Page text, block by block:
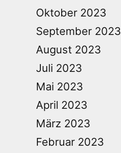
Oktober 2023
September 2023
August 2023
Juli 2023
Mai 2023
April 2023
März 2023
Februar 2023